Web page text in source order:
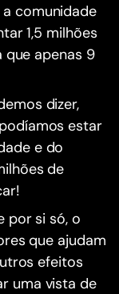
comunidade
1,5 milhões
que apenas 9
dizer,
estar
e do
de
por si só, o
que ajudam
efeitos
uma vista de